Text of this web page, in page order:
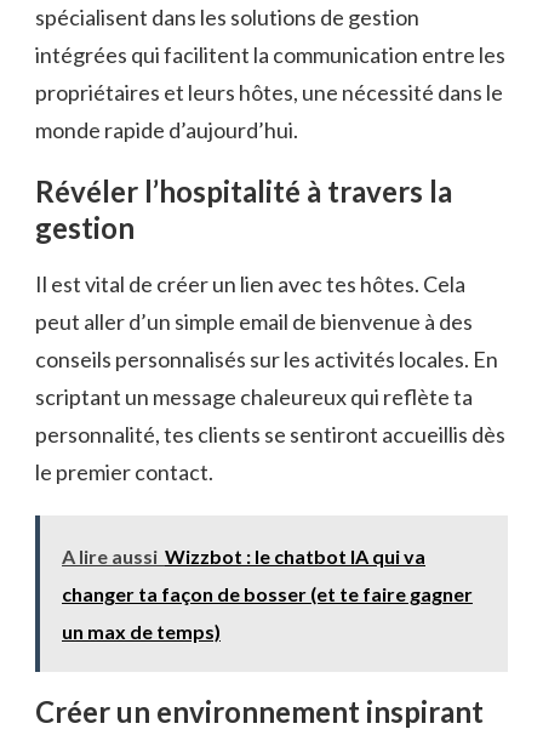
spécialisent dans les solutions de gestion
intégrées qui facilitent la communication entre les
propriétaires et leurs hôtes, une nécessité dans le
monde rapide d’aujourd’hui.
Révéler l’hospitalité à travers la
gestion
Il est vital de créer un lien avec tes hôtes. Cela
peut aller d’un simple email de bienvenue à des
conseils personnalisés sur les activités locales. En
scriptant un message chaleureux qui reflète ta
personnalité, tes clients se sentiront accueillis dès
le premier contact.
A lire aussi Wizzbot : le chatbot IA qui va
changer ta façon de bosser (et te faire gagner
un max de temps)
Créer un environnement inspirant